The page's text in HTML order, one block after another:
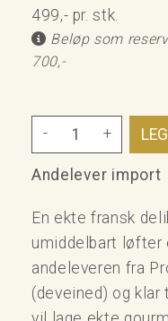
499,- pr. stk.
Beløp som
700,-
- +
Andelever import
En ekte fransk
umiddelbart løfter
andeleveren fra
(deveined) og